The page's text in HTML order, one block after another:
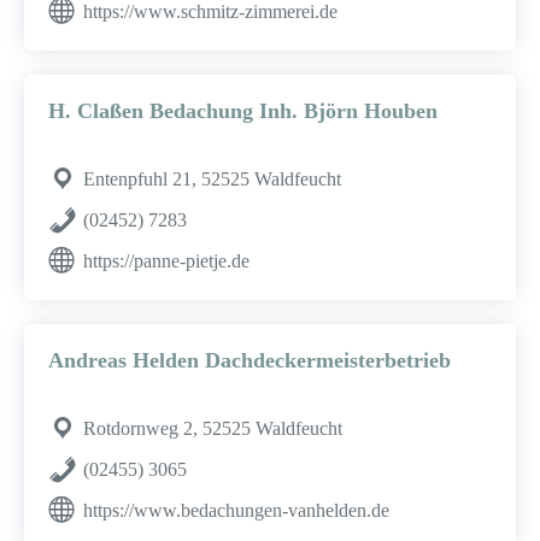
https://www.schmitz-zimmerei.de
H. Claßen Bedachung Inh. Björn Houben
Entenpfuhl 21, 52525 Waldfeucht
(02452) 7283
https://panne-pietje.de
Andreas Helden Dachdeckermeisterbetrieb
Rotdornweg 2, 52525 Waldfeucht
(02455) 3065
https://www.bedachungen-vanhelden.de